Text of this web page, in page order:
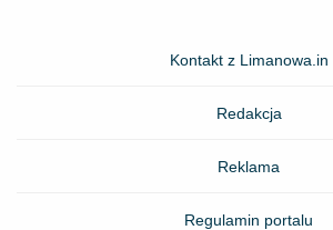
Kontakt z Limanowa.in
Redakcja
Reklama
Regulamin portalu